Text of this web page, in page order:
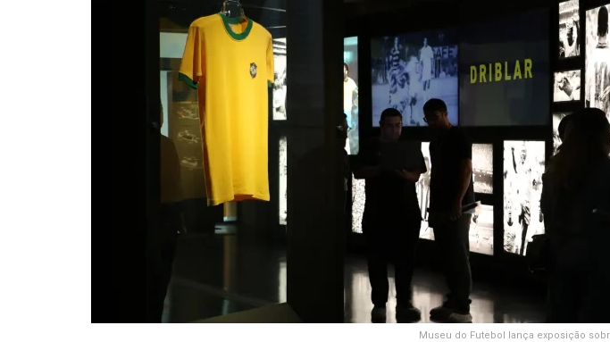
Museu do Futebol lança exposição